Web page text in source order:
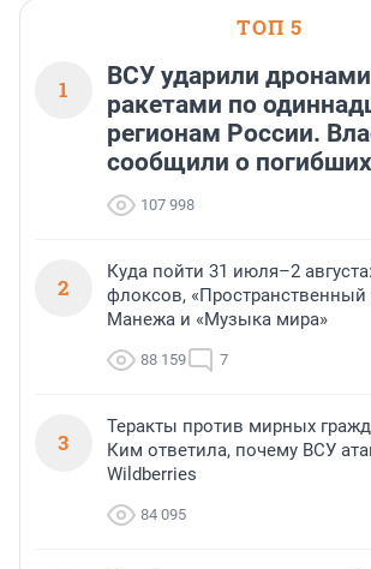
ТОП 5
1
ВСУ ударили
ракетами по
регионам России.
сообщили о
107 998
2
Куда пойти 31 июля–2
флоксов, «Пространственный
Манежа и «Музыка мира»
88 159 7
3
Теракты против мирных
Ким ответила, почему ВСУ
Wildberries
84 095